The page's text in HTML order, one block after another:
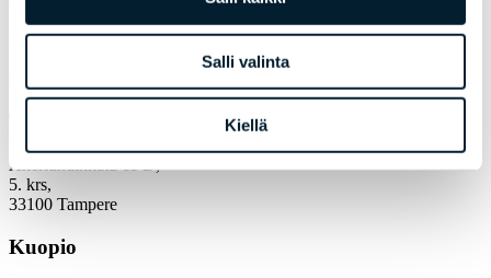
Salli valinta
Kiellä
Itämerenkatu 5 B,
Åkerlundinkatu 11 D,
5. krs,
33100 Tampere
Kuopio